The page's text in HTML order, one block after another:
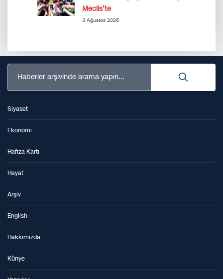
Meclis’te
3 Ağustos 2026
Haberler arşivinde arama yapın...
Siyaset
Ekonomi
Hafıza Kartı
Hayat
Arşiv
English
Hakkımızda
Künye